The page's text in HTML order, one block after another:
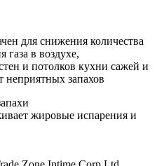
для снижения количества
газа в воздухе,
и потолков кухни сажей и
неприятных запахов
жировые испарения и